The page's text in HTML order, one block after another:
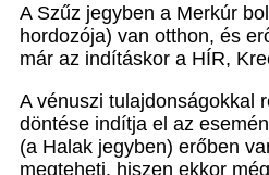
A Szűz jegyben a Merkúr
hordozója) van otthon, és
már az indításkor a HÍR,
A vénuszi tulajdonságokkal
döntése indítja el az
(a Halak jegyben) erőben
megteheti, hiszen ekkor